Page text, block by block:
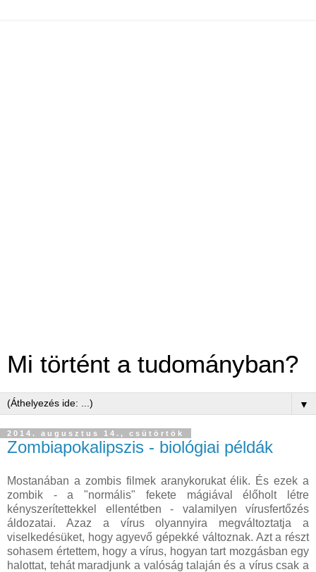
Mi történt a tudományban?
▼
2014. augusztus 14., csütörtök
Zombiapokalipszis - biológiai példák
Mostanában a zombis filmek aranykorukat élik. És ezek a
zombik - a "normális" fekete mágiával élőholt létre
kényszerítettekkel ellentétben - valamilyen vírusfertőzés
áldozatai. Azaz a vírus olyannyira megváltoztatja a
viselkedésüket, hogy agyevő gépekké változnak. Azt a részt
sohasem értettem, hogy a vírus, hogyan tart mozgásban egy
halottat, tehát maradjunk a valóság talaján és a vírus csak a